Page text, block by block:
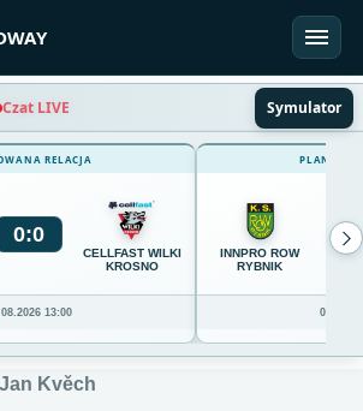
Czat LIVE Symulator
RELACJA
0:0
CELLFAST WILKI
KROSNO
13:00
INNPRO ROW
RYBNIK
0
Jan Kvěch